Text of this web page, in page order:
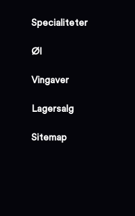
Specialiteter
Øl
Vingaver
Lagersalg
Sitemap